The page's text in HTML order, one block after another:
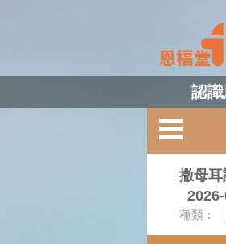
認
撒母耳
種類︰